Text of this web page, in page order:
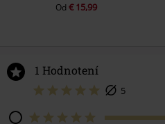
Od€ 15,99
1 Hodnotení
5